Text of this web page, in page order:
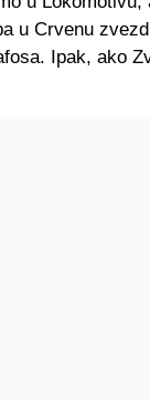
u Crvenu
Ipak, ako